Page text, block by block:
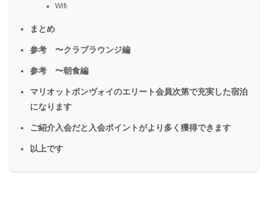
Wifi
まとめ
参考 〜クラブラウンジ編
参考 〜朝食編
マリオットボンヴォイのエリート会員次第で充実した宿泊
になります
ご紹介入会だと入会ポイントがより多く獲得できます
以上です